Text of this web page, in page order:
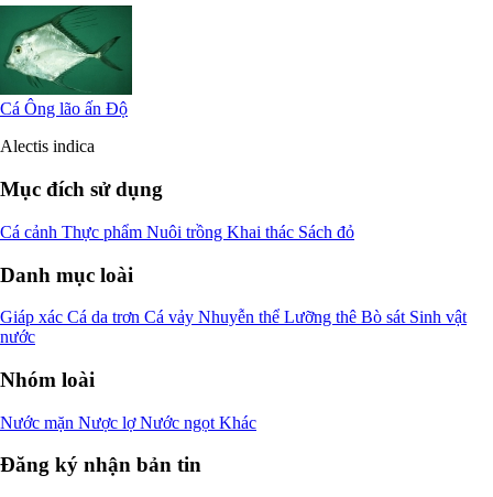
Cá Ông lão ấn Độ
Alectis indica
Mục đích sử dụng
Cá cảnh Thực phẩm Nuôi trồng Khai thác Sách đỏ
Danh mục loài
Giáp xác Cá da trơn Cá vảy Nhuyễn thể Lưỡng thê Bò sát Sinh vật
nước
Nhóm loài
Nước mặn Nược lợNước ngọt Khác
Đăng ký nhận bản tin